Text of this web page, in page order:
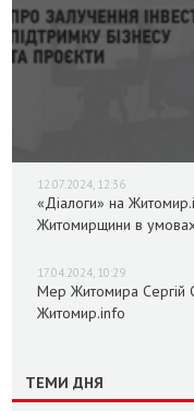
12.07.2024, 12:36
«Діалоги» на
Житомирщини в
17.04.2024, 10:29
Мер Житомира Сергій
Житомир.info
ТЕМИ ДНЯ